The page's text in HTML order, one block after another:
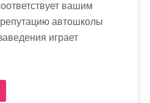
вашим
автошколы
играет